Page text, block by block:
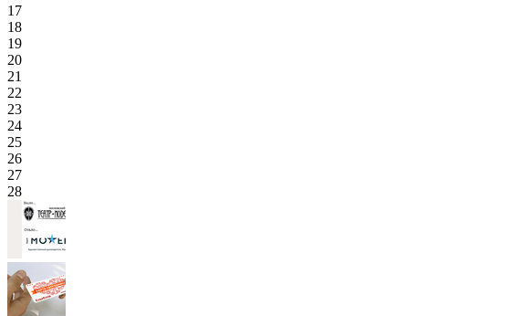
17
18
19
20
21
22
23
24
25
26
27
28